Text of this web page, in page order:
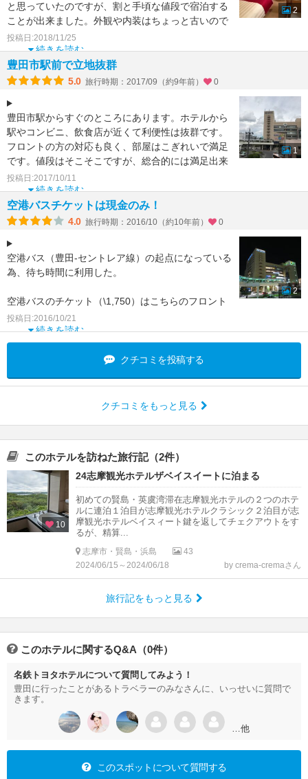
と思っていたのですが、割と手頃な値段で宿泊する
ことが出来ました。外観や内装はちょっと古いので
すが室内は比較
続きを読む
投稿日:2018/11/25
2
豊田市駅前で立地抜群
5.0 旅行時期：2017/09（約9年前） 0
豊田市駅からすぐのところにあります。ホテルから
駅やコンビニ、飲食店が近くて利便性は抜群です。
フロントの方の対応も良く、部屋はこぎれいで満足
です。値段はそこそこですが、総合的には満足出来
るところですかな
続きを読む
投稿日:2017/10/11
1
空港バスチケットは現金のみ！
4.0 旅行時期：2016/10（約10年前） 0
空港バス（豊田‐セントレア線）の起点になっている
為、待ち時間に利用した。
空港バスのチケット（\1,750）はこちらのフロント
で購入できる。
支払いが現金のみなので、是非クレジットカード支
払が
続きを読む
投稿日:2016/10/21
2
クチコミを投稿する
クチコミをもっと見る
このホテルを訪ねた旅行記（2件）
10
24志摩観光ホテルザベイスイートに泊まる
初めての賢島・英虞湾滞在志摩観光ホテルの２つのホテ
ルに連泊１泊目が志摩観光ホテルクラシック２泊目が志
摩観光ホテルベイスィート鍵を返してチェクアウトをす
るが、精算...
志摩市・賢島・浜島
43
2024/06/15～2024/06/18
by crema-cremaさん
旅行記をもっと見る
このホテルに関するQ&A（0件）
名鉄トヨタホテルについて質問してみよう！
豊田に行ったことがあるトラベラーのみなさんに、いっせいに質問で
きます。
…他
このスポットについて質問する